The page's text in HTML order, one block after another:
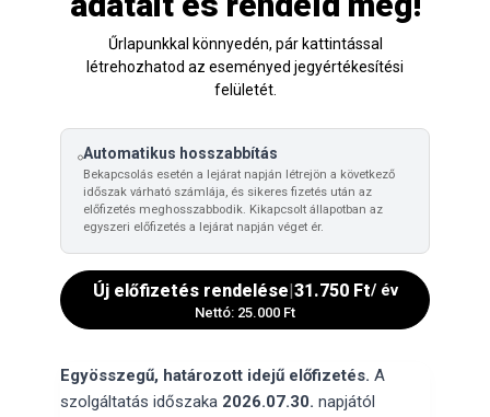
Űrlapunkkal könnyedén, pár kattintással
létrehozhatod az eseményed jegyértékesítési
felületét.
Automatikus hosszabbítás
Bekapcsolás esetén a lejárat napján létrejön a következő
időszak várható számlája, és sikeres fizetés után az
előfizetés meghosszabbodik. Kikapcsolt állapotban az
egyszeri előfizetés a lejárat napján véget ér.
Új előfizetés rendelése 31.750 Ft/ év
Nettó: 25.000 Ft
Egyösszegű, határozott idejű előfizetés. A
szolgáltatás időszaka 2026.07.30. napjától